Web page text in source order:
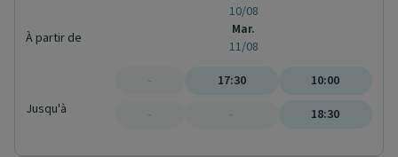
À partir de
Jusqu'à
10/08
Mar.
11/08
-
-
17:30
-
10:00
18:30